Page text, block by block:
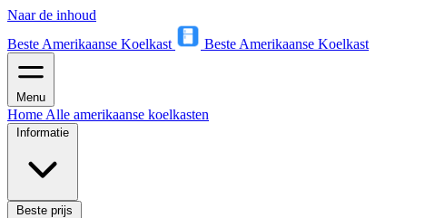
Naar de inhoud
Beste Amerikaanse Koelkast
Beste Amerikaanse Koelkast
Menu
Home Alle amerikaanse koelkasten
Informatie
Beste prijs